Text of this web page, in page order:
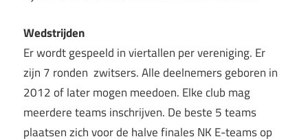
Wedstrijden
Er wordt gespeeld in viertallen per vereniging. Er
zijn 7 ronden zwitsers. Alle deelnemers geboren in
2012 of later mogen meedoen. Elke club mag
meerdere teams inschrijven. De beste 5 teams
plaatsen zich voor de halve finales NK E-teams op